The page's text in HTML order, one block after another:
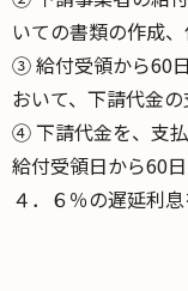
いての書類の作成、
③ 給付受領から60
おいて、下請代金
④ 下請代金を、支
給付受領日から60
４．６％の遅延利